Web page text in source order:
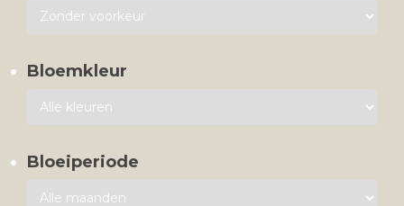
Bloemkleur
Bloeiperiode